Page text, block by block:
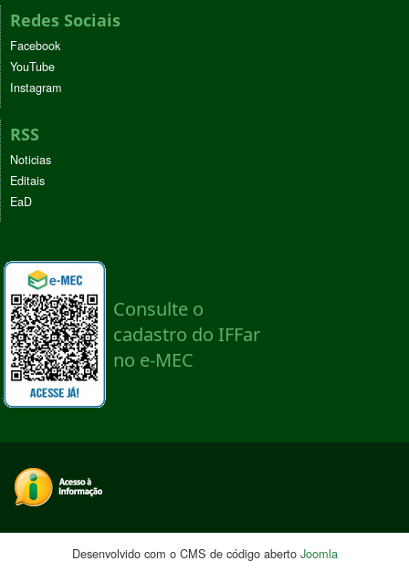
Redes Sociais
Facebook
YouTube
Instagram
RSS
Noticias
Editais
EaD
Desenvolvido com o CMS de código aberto Joomla